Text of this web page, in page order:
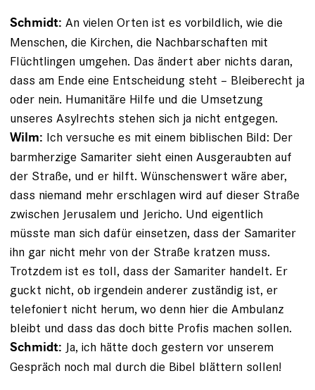
Schmidt: An vielen Orten ist es vorbildlich, wie die
Menschen, die Kirchen, die Nachbarschaften mit
Flüchtlingen umgehen. Das ändert aber nichts daran,
dass am Ende eine Entscheidung steht – Bleiberecht ja
oder nein. Humanitäre Hilfe und die Umsetzung
unseres Asylrechts stehen sich ja nicht entgegen.
Wilm: Ich versuche es mit einem biblischen Bild: Der
barmherzige Samariter sieht einen Ausgeraubten auf
der Straße, und er hilft. Wünschenswert wäre aber,
dass niemand mehr erschlagen wird auf dieser Straße
zwischen Jerusalem und Jericho. Und eigentlich
müsste man sich dafür einsetzen, dass der Samariter
ihn gar nicht mehr von der Straße kratzen muss.
Trotzdem ist es toll, dass der Samariter handelt. Er
guckt nicht, ob irgendein anderer zuständig ist, er
telefoniert nicht herum, wo denn hier die Ambulanz
bleibt und dass das doch bitte Profis machen sollen.
Schmidt: Ja, ich hätte doch gestern vor unserem
Gespräch noch mal durch die Bibel blättern sollen!